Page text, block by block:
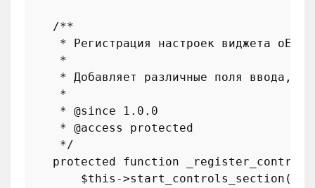
/**
* Регистрация настроек виджета
     *
* Добавляет различные поля ввода,
     *
     *
@since 1.0.0
     *
@access
protected
     */
protected
function _register_controls
$this ->start_controls_section (